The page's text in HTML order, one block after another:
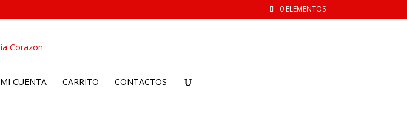
0 ELEMENTOS
MI CUENTA CARRITO CONTACTOS